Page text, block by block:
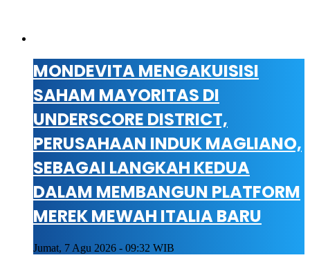
MONDEVITA MENGAKUISISI
SAHAM MAYORITAS DI
UNDERSCORE DISTRICT,
PERUSAHAAN INDUK MAGLIANO,
SEBAGAI LANGKAH KEDUA
DALAM MEMBANGUN PLATFORM
MEREK MEWAH ITALIA BARU
Jumat, 7 Agu 2026 - 09:32 WIB